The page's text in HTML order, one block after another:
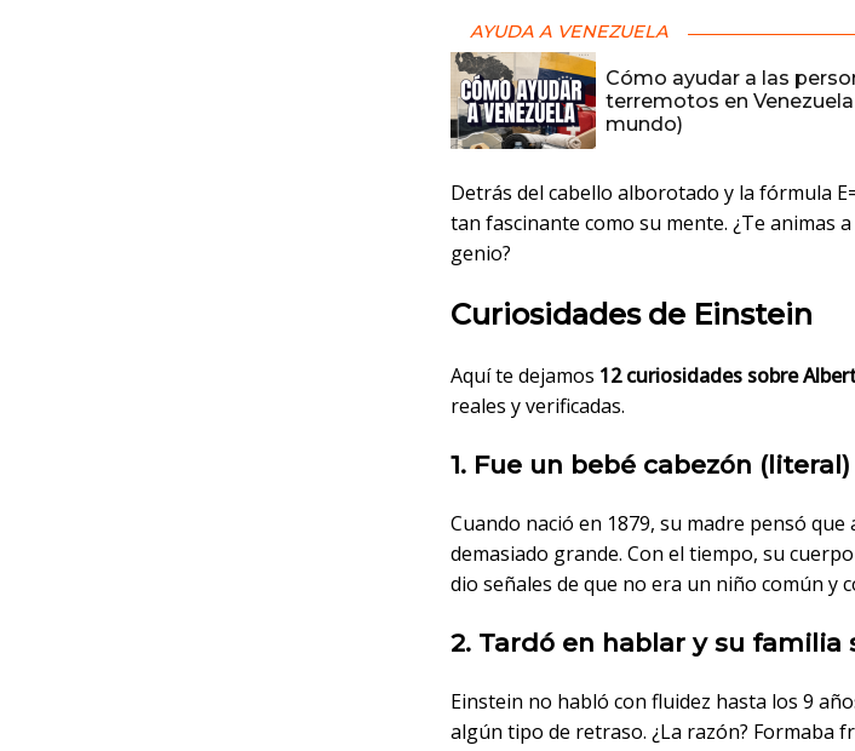
AYUDA A VENEZUELA
Cómo ayudar a las
terremotos en
mundo)
Detrás del cabello alborotado y la fórmula
tan fascinante como su mente. ¿Te animas
genio?
Curiosidades de Einstein
Aquí te dejamos 12 curiosidades sobre
reales y verificadas.
1. Fue un bebé cabezón (literal)
Cuando nació en 1879, su madre pensó que
demasiado grande. Con el tiempo, su
dio señales de que no era un niño común y
2. Tardó en hablar y su familia
Einstein no habló con fluidez hasta los 9
algún tipo de retraso. ¿La razón? Formaba